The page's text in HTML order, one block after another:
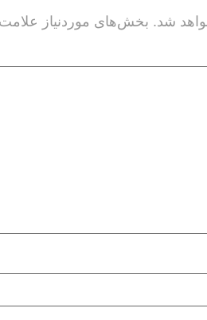
شد. بخش‌های موردنیاز